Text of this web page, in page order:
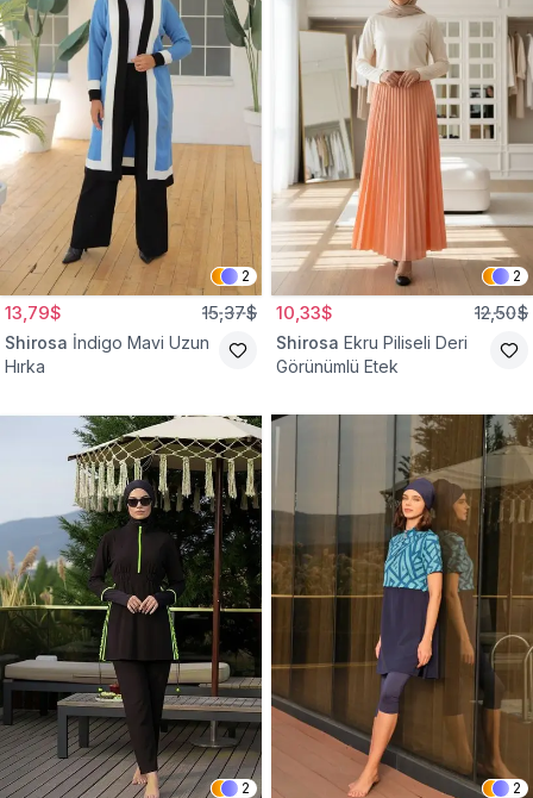
2
13,79$ 15,37$
Shirosa İndigo Mavi Uzun
Hırka
2
10,33$ 12,50$
Shirosa Ekru Piliseli Deri
Görünümlü Etek
2 2